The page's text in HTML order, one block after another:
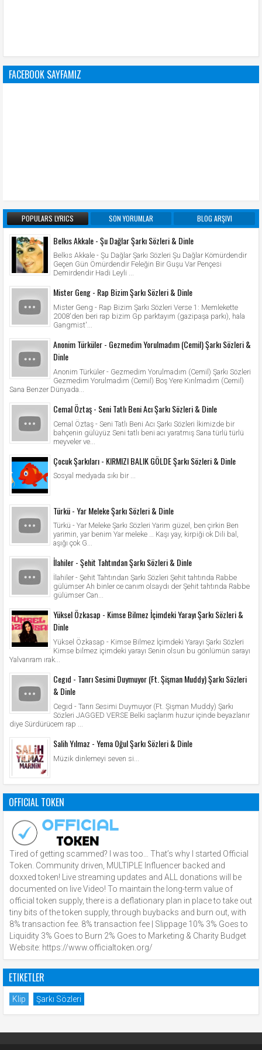
FACEBOOK SAYFAMIZ
POPULARS LYRICS SON YORUMLAR BLOG ARŞIVI
Belkıs Akkale - Şu Dağlar Şarkı Sözleri & Dinle
Belkıs Akkale - Şu Dağlar Şarkı Sözleri Şu Dağlar Kömürdendir
Geçen Gün Ömürdendir Feleğin Bir Guşu Var Pençesi
Demirdendir Hadi Leyli ...
Mister Geng - Rap Bizim Şarkı Sözleri & Dinle
Mister Geng - Rap Bizim Şarkı Sözleri Verse 1: Memlekette
2008'den beri rap bizim Gp parktayım (gazipaşa parkı), hala
Gangmist'...
Anonim Türküler - Gezmedim Yorulmadım (Cemil) Şarkı Sözleri &
Dinle
Anonim Türküler - Gezmedim Yorulmadım (Cemil) Şarkı Sözleri
Gezmedim Yorulmadım (Cemil) Boş Yere Kırılmadım (Cemil)
Sana Benzer Dünyada...
Cemal Öztaş - Seni Tatlı Beni Acı Şarkı Sözleri & Dinle
Cemal Öztaş - Seni Tatlı Beni Acı Şarkı Sözleri İkimizde bir
bahçenin gülüyüz Seni tatlı beni acı yaratmış Sana türlü türlü
meyveler ve...
Çocuk Şarkıları - KIRMIZI BALIK GÖLDE Şarkı Sözleri & Dinle
Sosyal medyada sıkı bir ...
Türkü - Yar Meleke Şarkı Sözleri & Dinle
Türkü - Yar Meleke Şarkı Sözleri Yarim güzel, ben çirkin Ben
yarimin, yar benim Yar meleke … Kaşı yay, kirpiği ok Dili bal,
aşığı çok G...
İlahiler - Şehit Tahtından Şarkı Sözleri & Dinle
İlahiler - Şehit Tahtından Şarkı Sözleri Şehit tahtında Rabbe
gülümser Ah binler ce canım olsaydı der Şehit tahtında Rabbe
gülümser Can...
Yüksel Özkasap - Kimse Bilmez İçimdeki Yarayı Şarkı Sözleri &
Dinle
Yüksel Özkasap - Kimse Bilmez İçimdeki Yarayı Şarkı Sözleri
Kimse bilmez içimdeki yarayı Senin olsun bu gönlümün sarayı
Yalvarıram ırak...
Cegıd - Tanrı Sesimi Duymuyor (Ft. Şişman Muddy) Şarkı Sözleri
& Dinle
Cegıd - Tanrı Sesimi Duymuyor (Ft. Şişman Muddy) Şarkı
Sözleri JAGGED VERSE Belki saçlarım huzur içinde beyazlanır
diye Sürdürücem rap ...
Salih Yılmaz - Yema Oğul Şarkı Sözleri & Dinle
Müzik dinlemeyi seven si...
OFFICIAL TOKEN
Tired of getting scammed? I was too… That’s why I started Official
Token. Community driven, MULTIPLE Influencer backed and
doxxed token! Live streaming updates and ALL donations will be
documented on live Video! To maintain the long-term value of
official token supply, there is a deflationary plan in place to take out
tiny bits of the token supply, through buybacks and burn out, with
8% transaction fee. 8% transaction fee | Slippage 10% 3% Goes to
Liquidity 3% Goes to Burn 2% Goes to Marketing & Charity Budget
Website: https://www.officialtoken.org/
ETIKETLER
Klip Şarkı Sözleri